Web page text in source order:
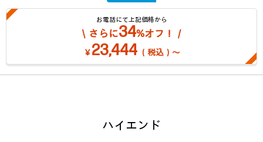
お電話にて上記価格から
＼さらに34%オフ！／
￥23,444（税込）～
ハイエンド